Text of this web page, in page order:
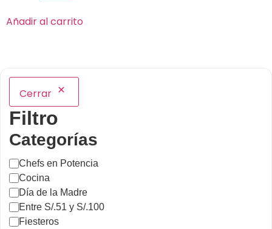
Añadir al carrito
Cerrar
Filtro
Categorías
Chefs en Potencia
Cocina
Día de la Madre
Entre S/.51 y S/.100
Fiesteros